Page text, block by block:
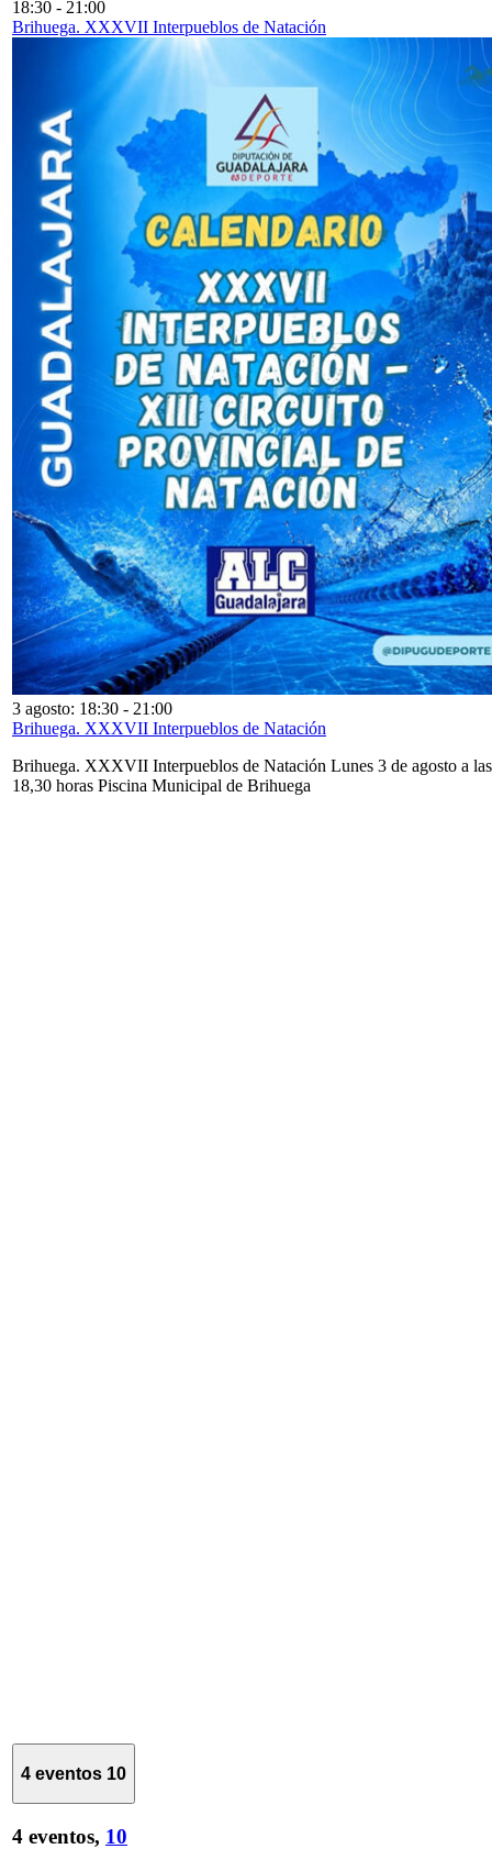
18:30 - 21:00
Brihuega. XXXVII Interpueblos de Natación
3 agosto: 18:30 - 21:00
Brihuega. XXXVII Interpueblos de Natación
Brihuega. XXXVII Interpueblos de Natación Lunes 3 de agosto a las
18,30 horas Piscina Municipal de Brihuega
4 eventos 10
4 eventos, 10